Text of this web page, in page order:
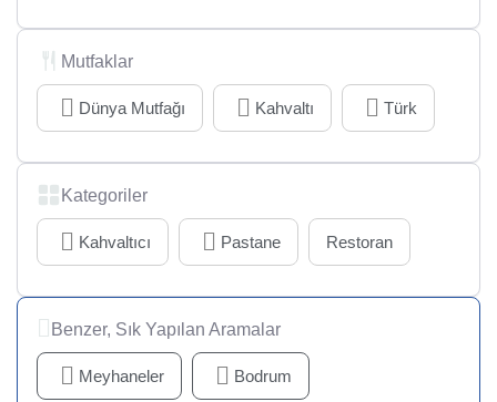
Mutfaklar
Dünya Mutfağı Kahvaltı Türk
Kategoriler
Kahvaltıcı Pastane Restoran
Benzer, Sık Yapılan Aramalar
Meyhaneler Bodrum